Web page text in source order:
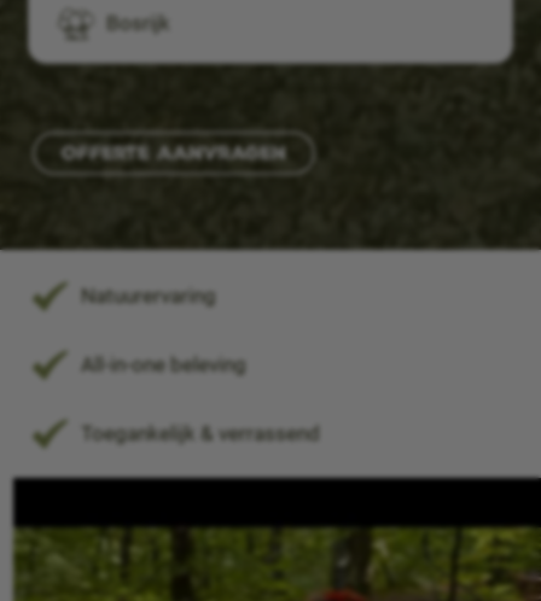
Bosrijk
Offerte aanvragen
Natuurervaring
All-in-one beleving
Toegankelijk & verrassend